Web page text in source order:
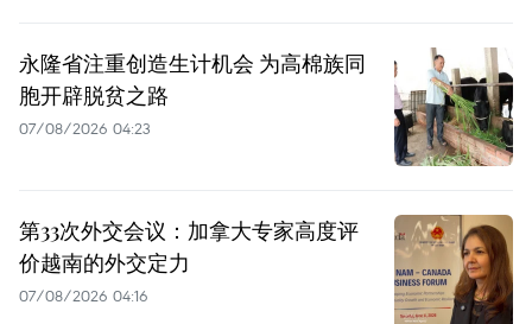
永隆省注重创造生计机会 为高棉族同
胞开辟脱贫之路
07/08/2026 04:23
第33次外交会议：加拿大专家高度评
价越南的外交定力
07/08/2026 04:16